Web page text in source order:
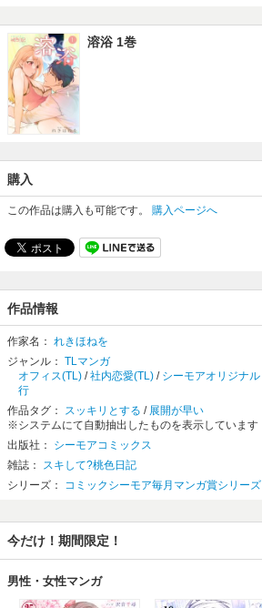
溶浴 1巻
購入
この作品は購入も可能です。 購入ページへ
作品情報
作家名： れきほねを
ジャンル： TLマンガ
オフィス(TL) /社内恋愛(TL) / シーモアオリジナル
行
作品タグ： スッキリとする / 展開が早い
※システムにて自動抽出したものを表示しています
出版社： シーモアコミックス
雑誌： スキして?桃色日記
シリーズ： コミックシーモア毎月マンガ賞シリーズ
今だけ！期間限定！
男性・女性マンガ